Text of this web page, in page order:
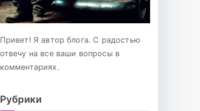
Привет! Я автор блога. С радостью
отвечу на все ваши вопросы в
комментариях.
Рубрики